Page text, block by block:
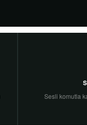
Sesli komutla